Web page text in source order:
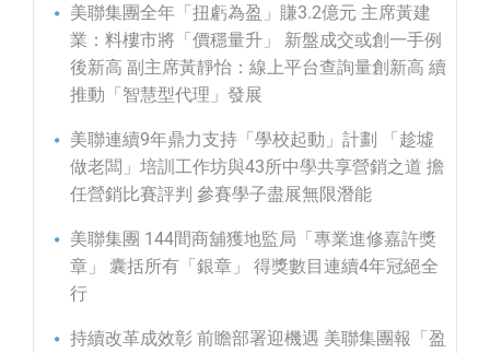
美聯集團全年「扭虧為盈」賺3.2億元 主席黃建
業：料樓市將「價穩量升」 新盤成交或創一手例
後新高 副主席黃靜怡：線上平台查詢量創新高 續
推動「智慧型代理」發展
美聯連續9年鼎力支持「學校起動」計劃 「趁墟
做老闆」培訓工作坊與43所中學共享營銷之道 擔
任營銷比賽評判 參賽學子盡展無限潛能
美聯集團 144間商舖獲地監局「專業進修嘉許獎
章」 囊括所有「銀章」 得獎數目連續4年冠絕全
行
持續改革成效彰 前瞻部署迎機遇 美聯集團報「盈